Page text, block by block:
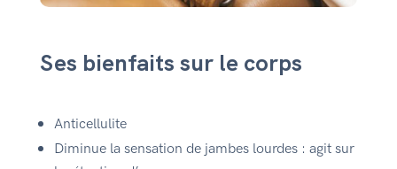
Ses bienfaits sur le corps
Anticellulite
Diminue la sensation de jambes lourdes : agit sur